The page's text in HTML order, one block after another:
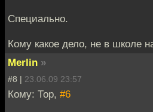
Специально.
Кому какое дело, не в школе
Merlin »
#8 | 23.06.09 23:57
Кому: Тор, #6